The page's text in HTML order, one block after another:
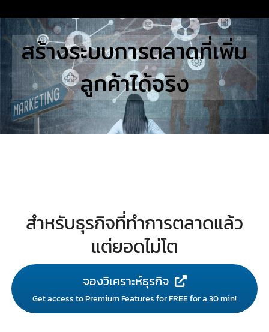
to
content
STUDIES
Search
for:สร้างระบบการตลาดที่เพิ่ม
ลูกค้าได้จริง
สำหรับธุรกิจที่ทำการตลาดแล้ว
แต่ยอดไม่โต
จองวิเคราะห์ธุรกิจ
Get access to Premium Features for FREE for a 30 min!